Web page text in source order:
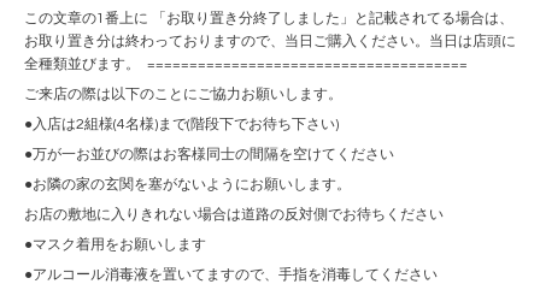
この文章の1番上に 「お取り置き分終了しました」と記載されてる場合は、
お取り置き分は終わっておりますので、当日ご購入ください。当日は店頭に
全種類並びます。 ======================================
ご来店の際は以下のことにご協力お願いします。
●入店は2組様(4名様)まで(階段下でお待ち下さい)
●万が一お並びの際はお客様同士の間隔を空けてください
●お隣の家の玄関を塞がないようにお願いします。
お店の敷地に入りきれない場合は道路の反対側でお待ちください
●マスク着用をお願いします
●アルコール消毒液を置いてますので、手指を消毒してください